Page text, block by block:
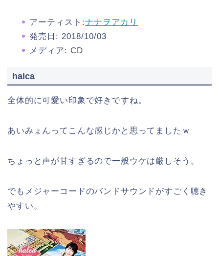
アーティスト:ナナヲアカリ
発売日: 2018/10/03
メディア: CD
halca
全体的に可愛い印象で好きですね。
あいみょんってこんな感じかと思ってましたｗ
ちょっと声が甘すぎるので一般ウケは厳しそう。
でもメジャーコードのバンドサウンドがすごく聴き
やすい。